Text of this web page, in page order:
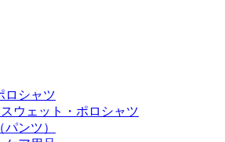
ロシャツ
ウェット・ポロシャツ
ンツ）